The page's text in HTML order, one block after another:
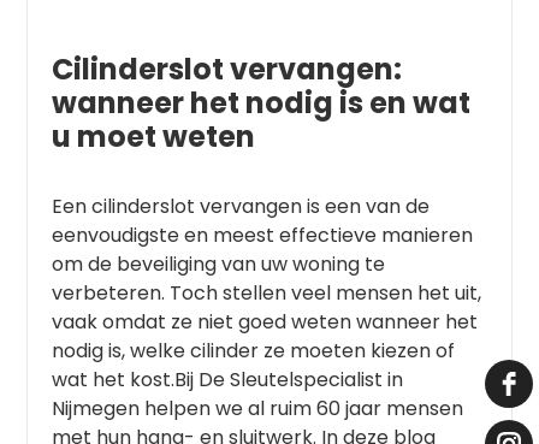
Cilinderslot vervangen:
wanneer het nodig is en wat
u moet weten
Een cilinderslot vervangen is een van de
eenvoudigste en meest effectieve manieren
om de beveiliging van uw woning te
verbeteren. Toch stellen veel mensen het uit,
vaak omdat ze niet goed weten wanneer het
nodig is, welke cilinder ze moeten kiezen of
wat het kost.Bij De Sleutelspecialist in
Nijmegen helpen we al ruim 60 jaar mensen
met hun hang- en sluitwerk. In deze blog